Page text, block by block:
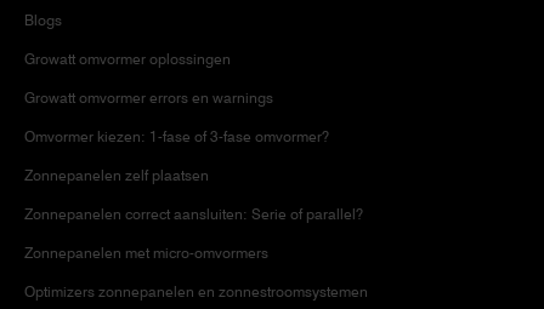
Blogs
Growatt omvormer oplossingen
Growatt omvormer errors en warnings
Omvormer kiezen: 1-fase of 3-fase omvormer?
Zonnepanelen zelf plaatsen
Zonnepanelen correct aansluiten: Serie of parallel?
Zonnepanelen met micro-omvormers
Optimizers zonnepanelen en zonnestroomsystemen